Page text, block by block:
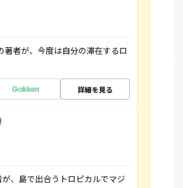
者が、今度は自分の滞在するロ
詳細を見る
、島で出合うトロピカルでマジ